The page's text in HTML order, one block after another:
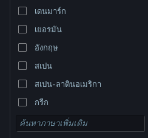
เดนมาร์ก
เยอรมัน
อังกฤษ
สเปน
สเปน-ลาตินอเมริกา
กรีก